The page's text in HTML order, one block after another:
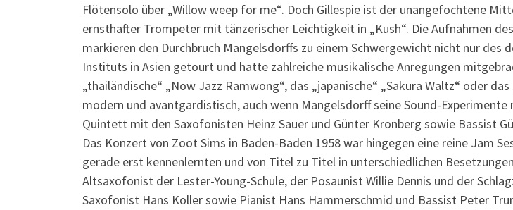
Flötensolo über „Willow weep for me“. Doch Gillespie ist der unangefochtene
ernsthafter Trompeter mit tänzerischer Leichtigkeit in „Kush“. Die Aufnahmen
markieren den Durchbruch Mangelsdorffs zu einem Schwergewicht nicht nur
Instituts in Asien getourt und hatte zahlreiche musikalische Anregungen
„thailändische“ „Now Jazz Ramwong“, das „japanische“ „Sakura Waltz“ oder
modern und avantgardistisch, auch wenn Mangelsdorff seine Sound-
Quintett mit den Saxofonisten Heinz Sauer und Günter Kronberg sowie Bassist
Das Konzert von Zoot Sims in Baden-Baden 1958 war hingegen eine reine Jam
gerade erst kennenlernten und von Titel zu Titel in unterschiedlichen
Altsaxofonist der Lester-Young-Schule, der Posaunist Willie Dennis und der
Saxofonist Hans Koller sowie Pianist Hans Hammerschmid und Bassist Peter